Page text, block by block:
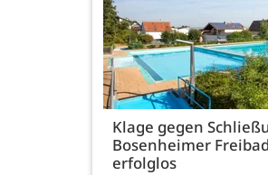
Klage gegen
Bosenheimer
erfolglos